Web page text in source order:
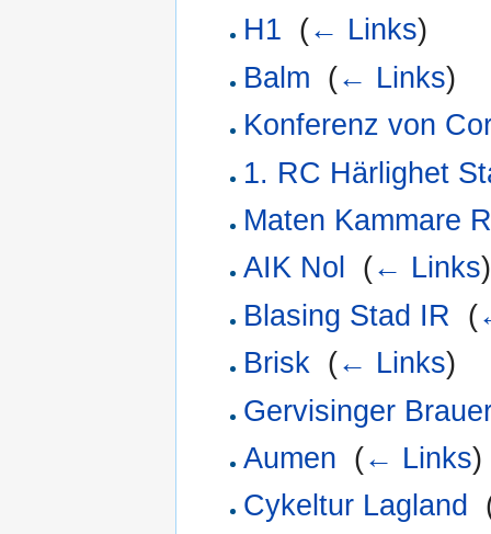
H1 (← Links)
Balm (← Links)
Konferenz von
1. RC Härlighet
Maten Kammare
AIK Nol
(← Links)
Blasing Stad IR
(
Brisk‎ (← Links)
Gervisinger
Aumen (← Links)
Cykeltur Lagland